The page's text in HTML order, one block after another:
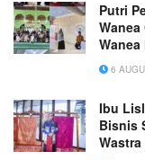
Putri
Wanea
6
Ibu
Bisnis